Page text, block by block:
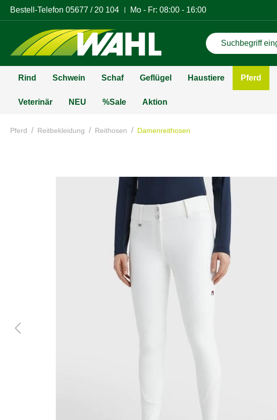
Bestell-Telefon 05677 / 20 104 Mo - Fr: 08:00 - 16:00
Rind Schwein Schaf Geflügel Haustiere Pferd
Veterinär NEU %Sale Aktion
Pferd / Reitbekleidung / Reithosen / Damenreithosen